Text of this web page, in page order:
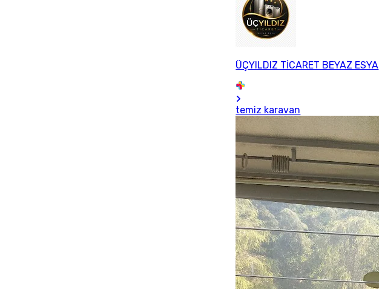
ÜÇYILDIZ TİCARET BEYAZ ESYA
temiz karavan